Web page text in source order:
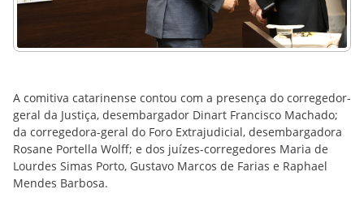
A comitiva catarinense contou com a presença do corregedor-
geral da Justiça, desembargador Dinart Francisco Machado;
da corregedora-geral do Foro Extrajudicial, desembargadora
Rosane Portella Wolff; e dos juízes-corregedores Maria de
Lourdes Simas Porto, Gustavo Marcos de Farias e Raphael
Mendes Barbosa.